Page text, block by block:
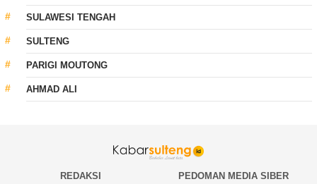
SULAWESI TENGAH
SULTENG
PARIGI MOUTONG
AHMAD ALI
REDAKSI
PEDOMAN MEDIA SIBER